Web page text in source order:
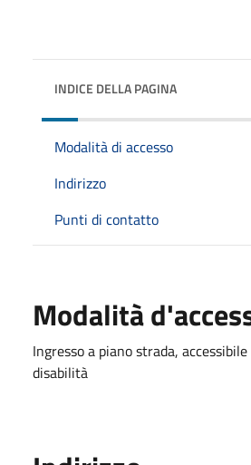
INDICE DELLA PAGINA
Modalità di accesso
Indirizzo
Punti di contatto
Modalità
Ingresso a piano strada,
disabilità